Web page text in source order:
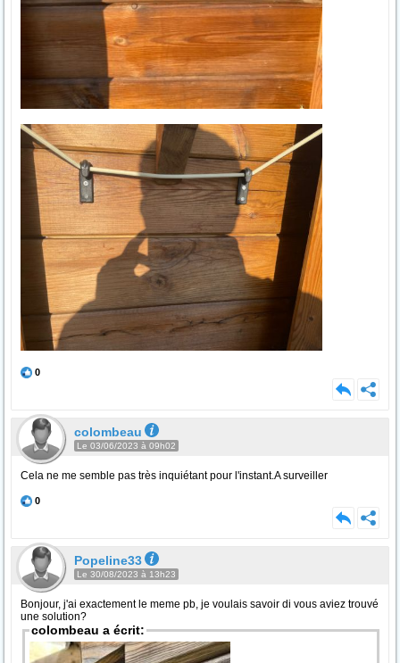
0
colombeau
Le 03/06/2023 à 09h02
Cela ne me semble pas très inquiétant pour l'instant.A surveiller
0
Popeline33
Le 30/08/2023 à 13h23
Bonjour, j'ai exactement le meme pb, je voulais savoir di vous aviez trouvé
une solution?
colombeau a écrit: